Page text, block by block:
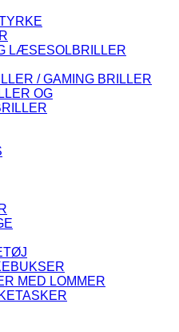
LÆSESOLBRILLER
/ GAMING BRILLER
OG
MED LOMMER